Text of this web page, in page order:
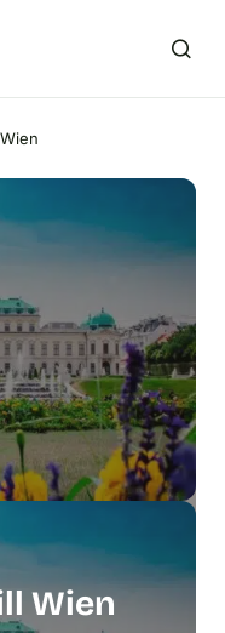
Wien